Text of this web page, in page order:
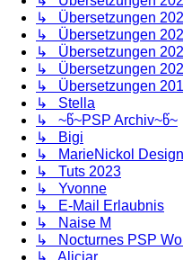
↳ Übersetzungen
↳ Übersetzungen
↳ Übersetzungen
↳ Übersetzungen
↳ Übersetzungen
↳ Stella
↳ ~წ~PSP Archiv~წ~
↳ Bigi
↳ MarieNickol
↳ Tuts 2023
↳ Yvonne
↳ E-Mail Erlaubnis
↳ Naise M
↳ Nocturnes PSP